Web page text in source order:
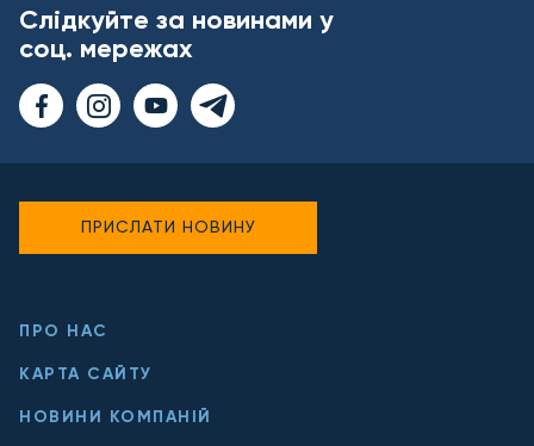
Слідкуйте за новинами у
соц. мережах
ПРО НАС
КАРТА САЙТУ
НОВИНИ КОМПАНІЙ
ПРИСЛАТИ НОВИНУ